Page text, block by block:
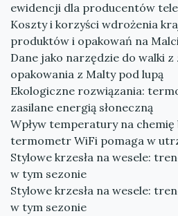
ewidencji dla producentów
Koszty i korzyści wdrożenia
produktów i opakowań na
Dane jako narzędzie do walki
opakowania z Malty pod lupą
Ekologiczne rozwiązania:
zasilane energią słoneczną
Wpływ temperatury na chemię
termometr WiFi pomaga w
Stylowe krzesła na wesele:
w tym sezonie
Stylowe krzesła na wesele:
w tym sezonie